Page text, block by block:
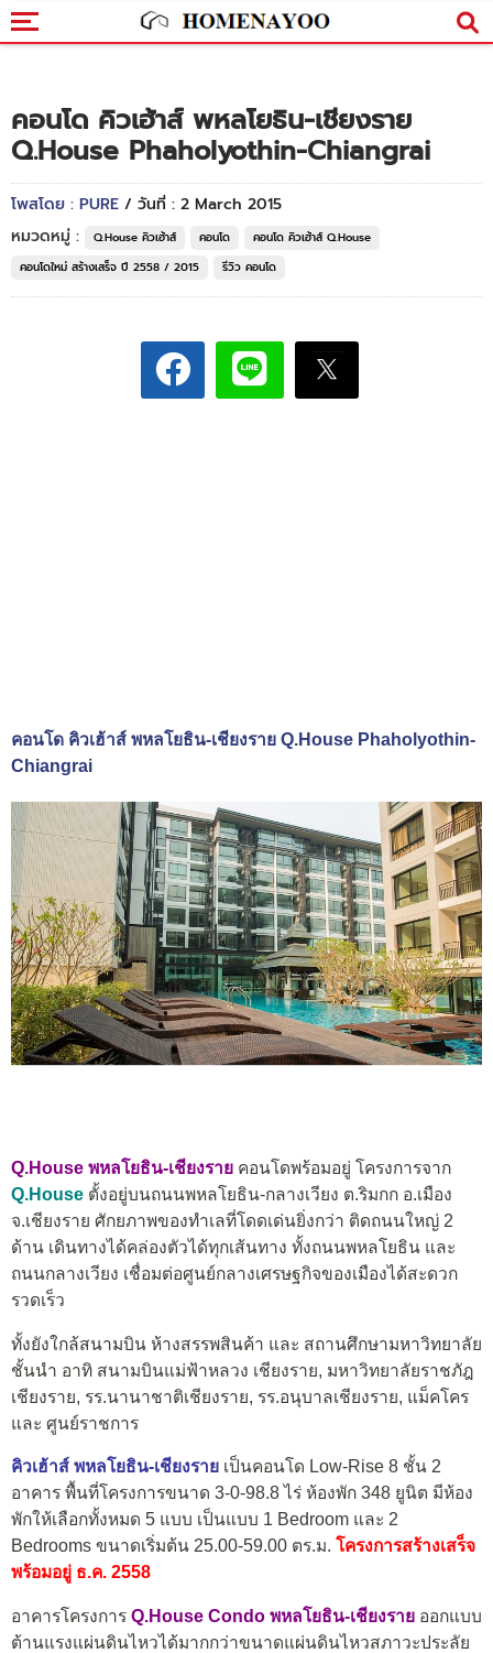
คอนโด คิวเฮ้าส์ พหลโยธิน-เชียงราย
Q.House Phaholyothin-Chiangrai
โพสโดย : PURE / วันที่ : 2 March 2015
หมวดหมู่ :
Q.House คิวเฮ้าส์ คอนโด
คอนโด คิวเฮ้าส์ Q.House
คอนโดใหม่ สร้างเสร็จ ปี 2558 / 2015
รีวิว คอนโด
คอนโด คิวเฮ้าส์ พหลโยธิน-เชียงราย Q.House Phaholyothin-
Chiangrai
Q.House พหลโยธิน-เชียงราย คอนโดพร้อมอยู่ โครงการจาก
Q.House ตั้งอยู่บนถนนพหลโยธิน-กลางเวียง ต.ริมกก อ.เมือง
จ.เชียงราย ศักยภาพของทำเลที่โดดเด่นยิ่งกว่า ติดถนนใหญ่ 2
ด้าน เดินทางได้คล่องตัวได้ทุกเส้นทาง ทั้งถนนพหลโยธิน และ
ถนนกลางเวียง เชื่อมต่อศูนย์กลางเศรษฐกิจของเมืองได้สะดวก
รวดเร็ว
ทั้งยังใกล้สนามบิน ห้างสรรพสินค้า และ สถานศึกษามหาวิทยาลัย
ชั้นนำ อาทิ สนามบินแม่ฟ้าหลวง เชียงราย, มหาวิทยาลัยราชภัฎ
เชียงราย, รร.นานาชาติเชียงราย, รร.อนุบาลเชียงราย, แม็คโคร
และ ศูนย์ราชการ
คิวเฮ้าส์ พหลโยธิน-เชียงราย เป็นคอนโด Low-Rise 8 ชั้น 2
อาคาร พื้นที่โครงการขนาด 3-0-98.8 ไร่ ห้องพัก 348 ยูนิต มีห้อง
พักให้เลือกทั้งหมด 5 แบบ เป็นแบบ 1 Bedroom และ 2
Bedrooms ขนาดเริ่มต้น 25.00-59.00 ตร.ม. โครงการสร้างเสร็จ
พร้อมอยู่ ธ.ค. 2558
อาคารโครงการ Q.House Condo พหลโยธิน-เชียงราย ออกแบบ
ต้านแรงแผ่นดินไหวได้มากกว่าขนาดแผ่นดินไหวสภาวะประลัย